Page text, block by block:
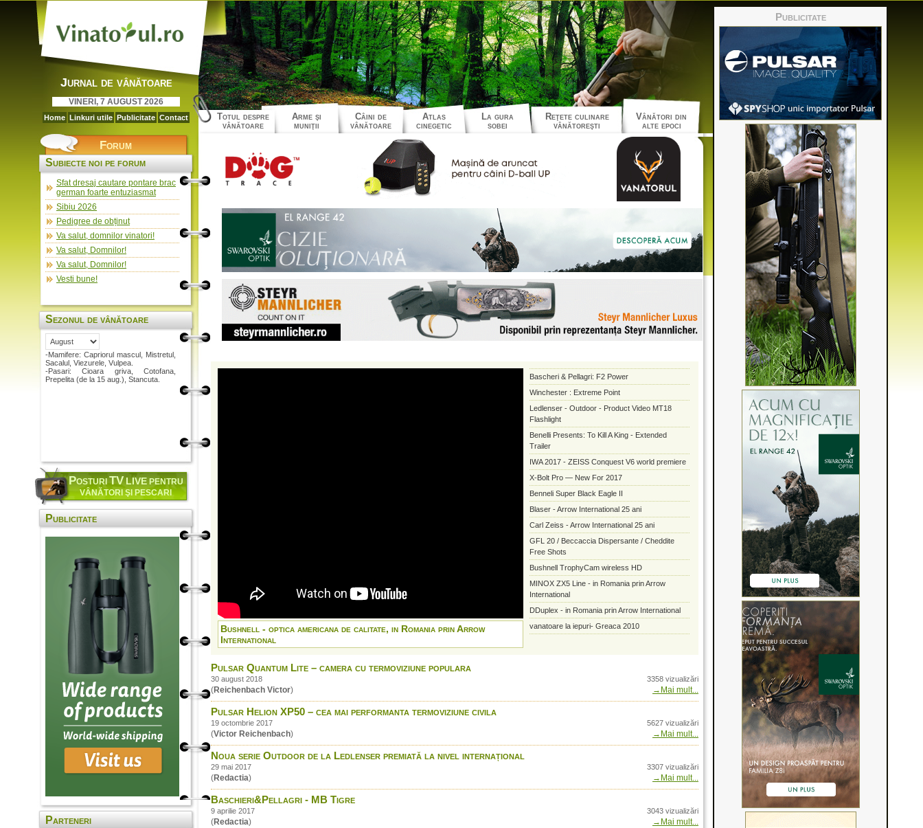
Jurnal de vânătoare
VINERI, 7 AUGUST 2026
Home Linkuri utile Publicitate Contact
Totul despre
vânătoare
Arme şi
muniţii
Câini de
vânătoare
Atlas
cinegetic
La gura
sobei
Reţete culinare
vânătoreşti
Vânători din
alte epoci
Publicitate
Forum
Subiecte noi pe forum
Sfat dresaj cautare pontare brac
german foarte entuziasmat
Sibiu 2026
Pedigree de obținut
Va salut, domnilor vinatori!
Va salut, Domnilor!
Va salut, Domnilor!
Vesti bune!
Sezonul de vânătoare
-Mamifere: Capriorul mascul, Mistretul,
Sacalul, Viezurele, Vulpea.
-Pasari: Cioara griva, Cotofana,
Prepelita (de la 15 aug.), Stancuta.
POSTURITV LIVEPENTRU
VÂNĂTORI ŞI PESCARI
Publicitate
Parteneri
Bushnell - optica americana de calitate, in Romania prin Arrow
International
Bascheri & Pellagri: F2 Power
Winchester : Extreme Point
Ledlenser - Outdoor - Product Video MT18
Flashlight
Benelli Presents: To Kill A King - Extended
Trailer
IWA 2017 - ZEISS Conquest V6 world premiere
X-Bolt Pro — New For 2017
Benneli Super Black Eagle II
Blaser - Arrow International 25 ani
Carl Zeiss - Arrow International 25 ani
GFL 20 / Beccaccia Dispersante / Cheddite
Free Shots
Bushnell TrophyCam wireless HD
MINOX ZX5 Line - in Romania prin Arrow
International
DDuplex - in Romania prin Arrow International
vanatoare la iepuri- Greaca 2010
Blaser long range shooting
Blaser long range shooting
Buffalo Bill's smooth bore Winchester 1873 rifle
Led lenser P7.2
Pulsar Quantum Lite – camera cu termoviziune populara
30 august 2018 3358 vizualizări
(Reichenbach Victor) →Mai mult...
Pulsar Helion XP50 – cea mai performanta termoviziune civila
19 octombrie 2017 5627 vizualizări
(Victor Reichenbach) →Mai mult...
Noua serie Outdoor de la Ledlenser premiată la nivel internațional
29 mai 2017 3307 vizualizări
(Redactia) →Mai mult...
Baschieri&Pellagri - MB Tigre
9 aprilie 2017 3043 vizualizări
(Redactia) →Mai mult...